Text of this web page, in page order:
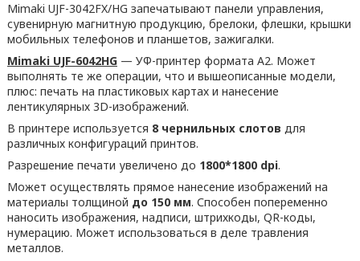
Mimaki UJF-3042FX/HG запечатывают панели управления,
сувенирную магнитную продукцию, брелоки, флешки, крышки
мобильных телефонов и планшетов, зажигалки.
Mimaki UJF-6042HG— УФ-принтер формата А2. Может
выполнять те же операции, что и вышеописанные модели,
плюс: печать на пластиковых картах и нанесение
лентикулярных 3D-изображений.
В принтере используется 8 чернильных слотов для
различных конфигураций принтов.
Разрешение печати увеличено до 1800*1800 dpi.
Может осуществлять прямое нанесение изображений на
материалы толщиной до 150 мм. Способен попеременно
наносить изображения, надписи, штрихкоды, QR-коды,
нумерацию. Может использоваться в деле травления
металлов.